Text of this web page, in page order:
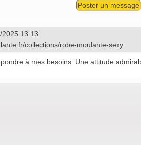
Poster un message
2025 13:13
collections/robe-moulante-sexy
à mes besoins. Une attitude